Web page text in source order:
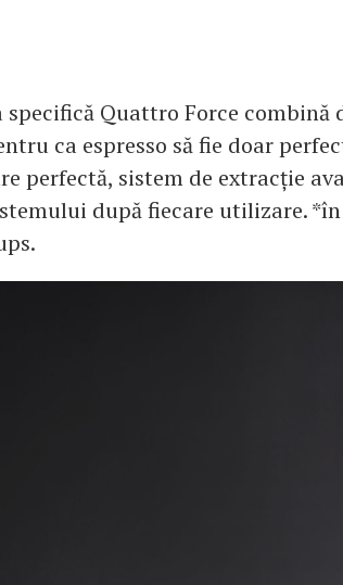
Quattro Force combină
ca espresso să fie doar
perfectă, sistem de extracție
după fiecare utilizare.